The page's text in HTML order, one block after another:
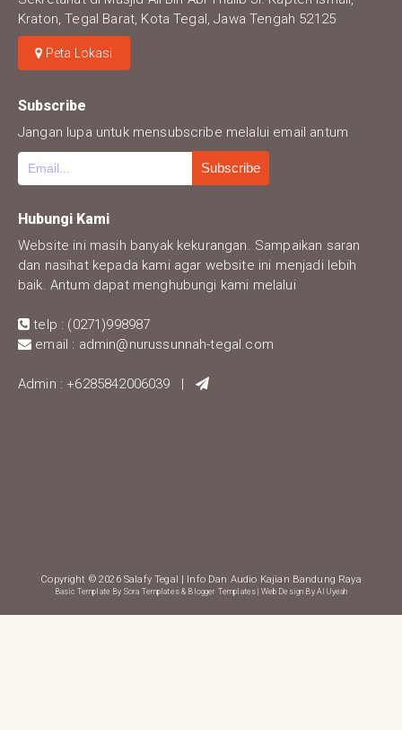
Kraton, Tegal Barat, Kota Tegal, Jawa Tengah 52125
Peta Lokasi
Subscribe
Jangan lupa untuk mensubscribe melalui email antum
Hubungi Kami
Website ini masih banyak kekurangan. Sampaikan saran
dan nasihat kepada kami agar website ini menjadi lebih
baik. Antum dapat menghubungi kami melalui
telp : (0271)998987
email : admin@nurussunnah-tegal.com
Admin : +6285842006039 |
Copyright ©2026 Salafy Tegal | Info Dan Audio Kajian Bandung Raya
Basic Template By Sora Templates& Blogger Templates | Web Design By Al Uyeah